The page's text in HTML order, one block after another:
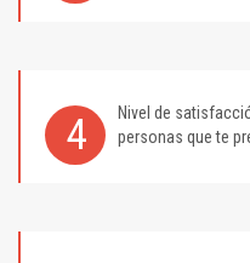
4 Nivel de
personas que te